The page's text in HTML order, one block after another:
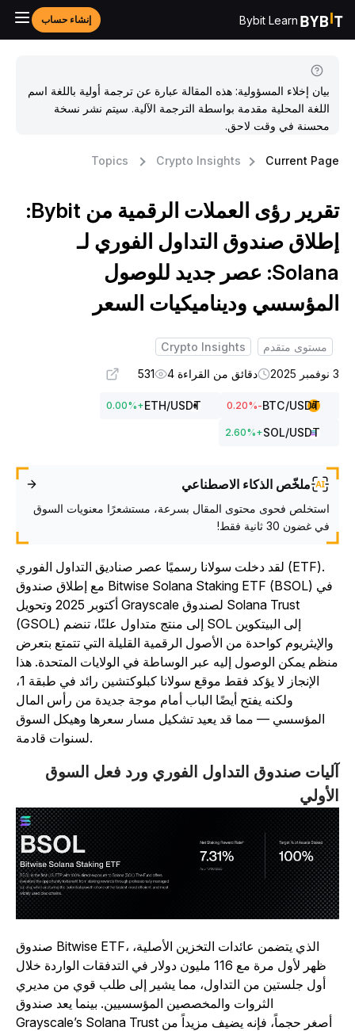
Bybit Learn إنشاء حساب
بيان إخلاء المسؤولية: هذه المقالة عبارة عن ترجمة أولية باللغة اسم
اللغة المحلية مقدمة بواسطة الترجمة الآلية. سيتم نشر نسخة
محسنة في وقت لاحق.
Topics Crypto Insights Current
تقرير رؤى العملات الرقمية من Bybit:
صندوق التداول الفوري لـ
Solana: عصر جديد للوصول
وديناميكيات السعر
مستوى متقدم
Crypto Insights
دقائق من القراءة 4 531
BTC/USDT
-0.20
%
ETH/USDT
+
0.00%
SOL/USDT
+
2.60%
ملخّص الذكاء الاصطناعي
استخلص فحوى محتوى المقال بسرعة، مستشعرًا معنويات السوق
في غضون 30 ثانية فقط!
لقد دخلت سولانا رسميًا عصر صناديق التداول الفوري (ETF).
مع إطلاق صندوق Bitwise Solana Staking ETF (BSOL) في
أكتوبر 2025 وتحويل Grayscale لصندوق Solana Trust
(GSOL) إلى منتج متداول علنًا، تنضم SOL إلى البيتكوين
والإيثريوم كواحدة من الأصول الرقمية القليلة التي تتمتع بتعرض
يمكن الوصول إليه عبر الوساطة في الولايات المتحدة. هذا
الإنجاز لا يؤكد فقط موقع سولانا كبلوكتشين رائد في طبقة 1،
ولكنه يفتح أيضًا الباب أمام موجة جديدة من رأس المال
المؤسسي — مما قد يعيد تشكيل مسار سعرها وهيكل السوق
صندوق التداول الفوري ورد فعل السوق
صندوق Bitwise ETF، الذي يتضمن عائدات التخزين الأصلية،
ظهر لأول مرة مع 116 مليون دولار في التدفقات الواردة خلال
أول جلستين من التداول، مما يشير إلى طلب قوي من مديري
الثروات والمخصصين المؤسسيين. بينما يعد صندوق
Grayscale’s Solana Trust أصغر حجماً، فإنه يضيف مزيداً من